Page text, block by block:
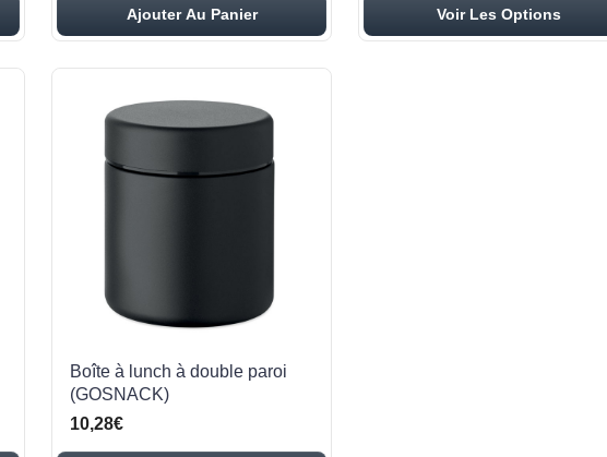
Ajouter Au Panier Voir Les Options
Boîte à lunch à double paroi
(GOSNACK)
10,28€